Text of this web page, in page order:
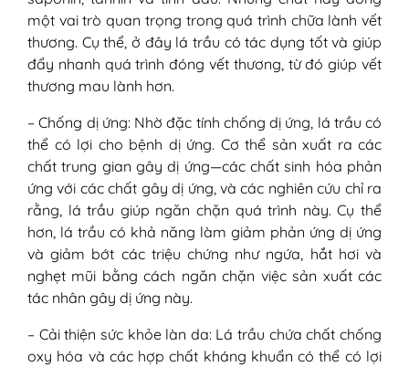
một vai trò quan trọng trong quá trình chữa lành vết
thương. Cụ thể, ở đây lá trầu có tác dụng tốt và giúp
đẩy nhanh quá trình đóng vết thương, từ đó giúp vết
thương mau lành hơn.
– Chống dị ứng: Nhờ đặc tính chống dị ứng, lá trầu có
thể có lợi cho bệnh dị ứng. Cơ thể sản xuất ra các
chất trung gian gây dị ứng—các chất sinh hóa phản
ứng với các chất gây dị ứng, và các nghiên cứu chỉ ra
rằng, lá trầu giúp ngăn chặn quá trình này. Cụ thể
hơn, lá trầu có khả năng làm giảm phản ứng dị ứng
và giảm bớt các triệu chứng như ngứa, hắt hơi và
nghẹt mũi bằng cách ngăn chặn việc sản xuất các
tác nhân gây dị ứng này.
– Cải thiện sức khỏe làn da: Lá trầu chứa chất chống
oxy hóa và các hợp chất kháng khuẩn có thể có lợi